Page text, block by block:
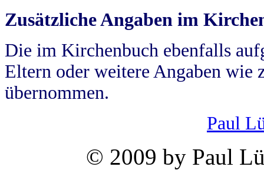
Zusätzliche Angaben im
Die im Kirchenbuch ebenfalls
Eltern oder weitere Angaben wie
übernommen.
Paul
© 2009 by Paul